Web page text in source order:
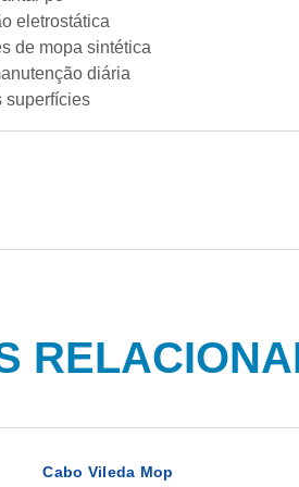
eletrostática
de mopa sintética
diária
superfícies
Cabo Vileda Mop